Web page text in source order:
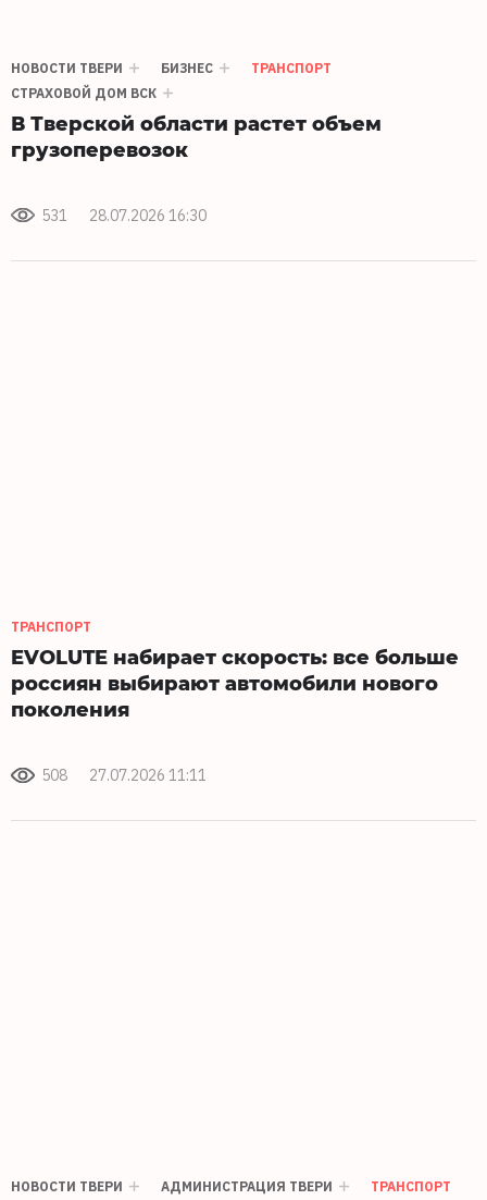
НОВОСТИ ТВЕРИ БИЗНЕС
ТРАНСПОРТ
СТРАХОВОЙ ДОМ ВСК
В Тверской области растет объем
грузоперевозок
531 28.07.2026 16:30
ТРАНСПОРТ
EVOLUTE набирает скорость: все больше
россиян выбирают автомобили нового
поколения
508 27.07.2026 11:11
НОВОСТИ ТВЕРИ АДМИНИСТРАЦИЯ ТВЕРИ ТРАНСПОРТ